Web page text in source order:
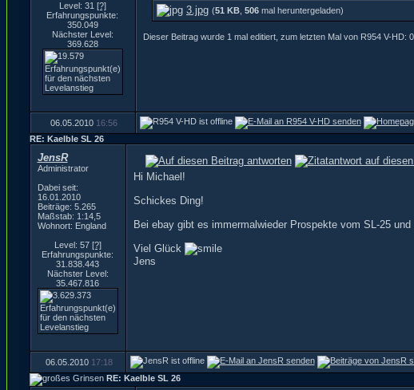
Level: 31 [?]
Erfahrungspunkte:
350.049
Nächster Level:
369.628
3.jpg (51 KB 506 mal heruntergeladen)
Dieser Beitrag wurde 1 mal editiert, zum letzten Mal von R954 V-HD:
06.05.2010 16:56
RE: Kaelble SL 26
JensR
Administrator
Dabei seit:
16.01.2010
Beiträge: 5.265
Maßstab: 1:14,5
Wohnort: England
Level: 57 [?]
Erfahrungspunkte:
31.838.443
Nächster Level:
35.467.816
Hi Michael!
Schickes Ding!
Bei ebay gibt es immermalwieder Prospekte vom SL-25 und
Viel Glück
Jens
06.05.2010 17:18
RE: Kaelble SL 26